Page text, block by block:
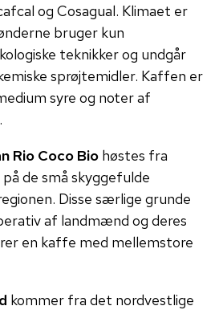
og Cosagual. Klimaet er
bruger kun
teknikker og undgår
sprøjtemidler. Kaffen er
syre og noter af
Rio Coco Bio høstes fra
de små skyggefulde
Disse særlige grunde
af landmænd og deres
en kaffe med mellemstore
kommer fra det nordvestlige